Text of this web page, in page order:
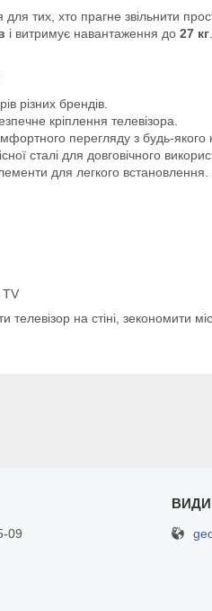
тих, хто прагне звільнити
і витримує навантаження до 27 кг
різних брендів.
кріплення телевізора.
перегляду з будь-якого
сталі для довговічного
для легкого встановлення.
TV
телевізор на стіні, зекономити
09